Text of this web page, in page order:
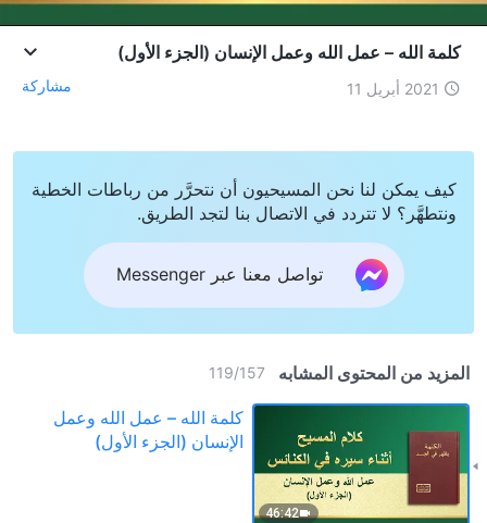
كلمة الله – عمل الله وعمل الإنسان (الجزء الأول)
2021 أبريل 11 مشاركة
كيف يمكن لنا نحن المسيحيون أن نتحرَّر من رباطات الخطية
ونتطهَّر؟ لا تتردد في الاتصال بنا لتجد الطريق.
تواصل معنا عبر Messenger
المزيد من المحتوى المشابه 119/157
46:42
كلمة الله – عمل الله وعمل
الإنسان (الجزء الأول)